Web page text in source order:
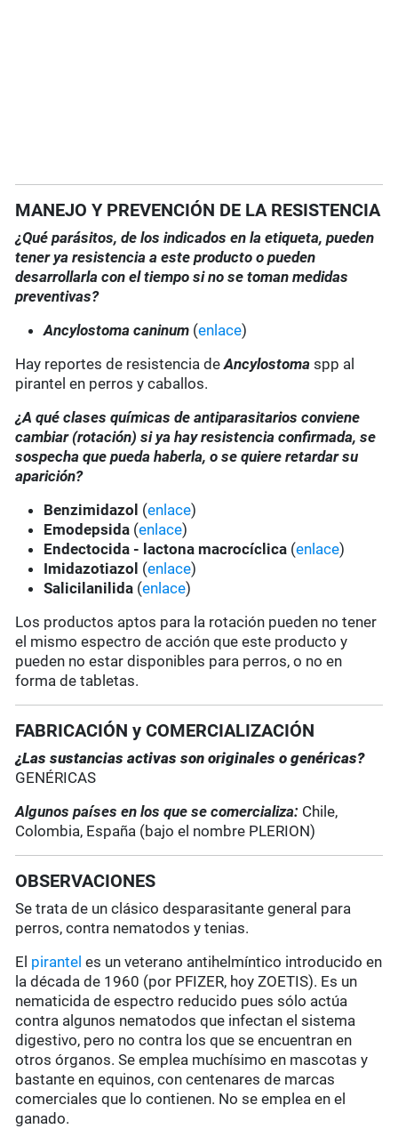
MANEJO Y PREVENCIÓN DE LA RESISTENCIA
¿Qué parásitos, de los indicados en la etiqueta, pueden
tener ya resistencia a este producto o pueden
desarrollarla con el tiempo si no se toman medidas
preventivas?
Ancylostoma caninum (enlace)
Hay reportes de resistencia deAncylostoma spp al
pirantel en perros y caballos.
¿A qué clases químicas de antiparasitarios conviene
cambiar (rotación) si ya hay resistencia confirmada, se
sospecha que pueda haberla, o se quiere retardar su
aparición?
Benzimidazol (enlace)
Emodepsida (enlace)
Endectocida - lactona macrocíclica (enlace)
Imidazotiazol (enlace)
Salicilanilida (enlace)
Los productos aptos para la rotación pueden no tener
el mismo espectro de acción que este producto y
pueden no estar disponibles para perros, o no en
forma de tabletas.
FABRICACIÓN y COMERCIALIZACIÓN
¿Las sustancias activas son originales o genéricas?
GENÉRICAS
Algunos países en los que se comercializa: Chile,
Colombia, España (bajo el nombre PLERION)
OBSERVACIONES
Se trata de un clásico desparasitante general para
perros, contra nematodos y tenias.
El pirantel es un veterano antihelmíntico introducido en
la década de 1960 (por PFIZER, hoy ZOETIS). Es un
nematicida de espectro reducido pues sólo actúa
contra algunos nematodos que infectan el sistema
digestivo, pero no contra los que se encuentran en
otros órganos. Se emplea muchísimo en mascotas y
bastante en equinos, con centenares de marcas
comerciales que lo contienen. No se emplea en el
ganado.